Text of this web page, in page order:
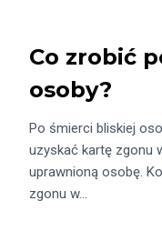
Co zrobić
osoby?
Po śmierci bliskiej
uzyskać kartę zgonu
uprawnioną osobę.
zgonu w…